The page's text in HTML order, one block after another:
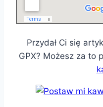
Przydał Ci się
GPX? Możesz za to